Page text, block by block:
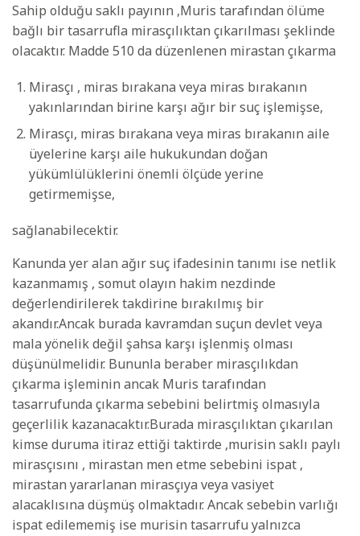
Sahip olduğu saklı payının ,Muris tarafından ölüme
bağlı bir tasarrufla mirasçılıktan çıkarılması şeklinde
olacaktır. Madde 510 da düzenlenen mirastan çıkarma
Mirasçı , miras bırakana veya miras bırakanın
yakınlarından birine karşı ağır bir suç işlemişse,
Mirasçı, miras bırakana veya miras bırakanın aile
üyelerine karşı aile hukukundan doğan
yükümlülüklerini önemli ölçüde yerine
getirmemişse,
sağlanabilecektir.
Kanunda yer alan ağır suç ifadesinin tanımı ise netlik
kazanmamış , somut olayın hakim nezdinde
değerlendirilerek takdirine bırakılmış bir
akandır.Ancak burada kavramdan suçun devlet veya
mala yönelik değil şahsa karşı işlenmiş olması
düşünülmelidir. Bununla beraber mirasçılıkdan
çıkarma işleminin ancak Muris tarafından
tasarrufunda çıkarma sebebini belirtmiş olmasıyla
geçerlilik kazanacaktır.Burada mirasçılıktan çıkarılan
kimse duruma itiraz ettiği taktirde ,murisin saklı paylı
mirasçısını , mirastan men etme sebebini ispat ,
mirastan yararlanan mirasçıya veya vasiyet
alacaklısına düşmüş olmaktadır. Ancak sebebin varlığı
ispat edilememiş ise murisin tasarrufu yalnızca